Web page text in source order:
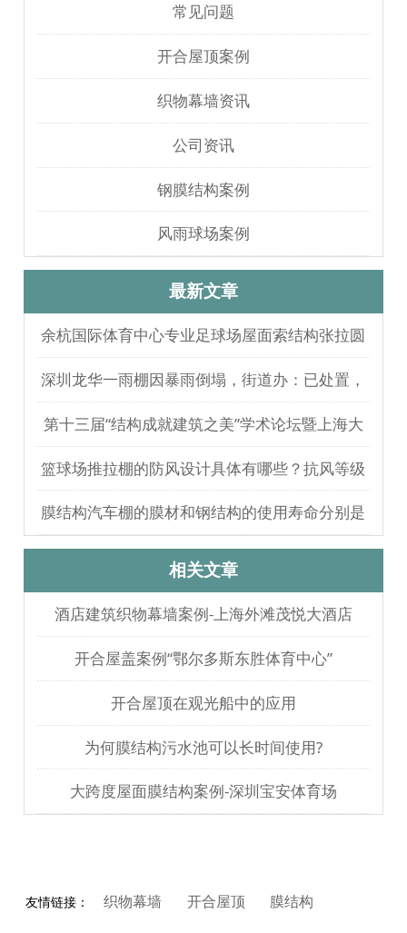
常见问题
开合屋顶案例
织物幕墙资讯
公司资讯
钢膜结构案例
风雨球场案例
最新文章
余杭国际体育中心专业足球场屋面索结构张拉圆
满完成
深圳龙华一雨棚因暴雨倒塌，街道办：已处置，
无人员伤亡
第十三届“结构成就建筑之美”学术论坛暨上海大
歌剧院观摩
篮球场推拉棚的防风设计具体有哪些？抗风等级
如何测试验证？
膜结构汽车棚的膜材和钢结构的使用寿命分别是
多久？
相关文章
酒店建筑织物幕墙案例-上海外滩茂悦大酒店
开合屋盖案例“鄂尔多斯东胜体育中心”
开合屋顶在观光船中的应用
为何膜结构污水池可以长时间使用?
大跨度屋面膜结构案例-深圳宝安体育场
友情链接： 织物幕墙 开合屋顶 膜结构